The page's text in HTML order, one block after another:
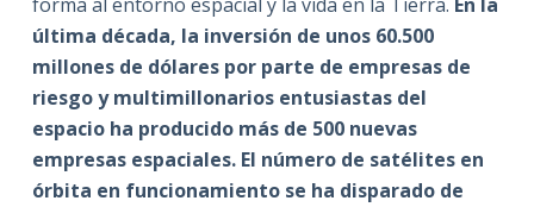
última década, la inversión de unos 60.500
millones de dólares por parte de empresas de
riesgo y multimillonarios entusiastas del
espacio ha producido más de 500 nuevas
empresas espaciales. El número de satélites en
órbita en funcionamiento se ha disparado de